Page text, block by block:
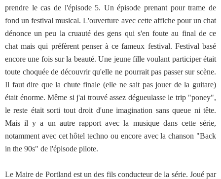
prendre le cas de l'épisode 5. Un épisode prenant pour trame de
fond un festival musical. L'ouverture avec cette affiche pour un chat
dénonce un peu la cruauté des gens qui s'en foute au final de ce
chat mais qui préfèrent penser à ce fameux festival. Festival basé
encore une fois sur la beauté. Une jeune fille voulant participer était
toute choquée de découvrir qu'elle ne pourrait pas passer sur scène.
Il faut dire que la chute finale (elle ne sait pas jouer de la guitare)
était énorme. Même si j'ai trouvé assez dégueulasse le trip "poney",
le reste était sorti tout droit d'une imagination sans queue ni tête.
Mais il y a un autre rapport avec la musique dans cette série,
notamment avec cet hôtel techno ou encore avec la chanson "Back
in the 90s" de l'épisode pilote.
Le Maire de Portland est un des fils conducteur de la série. Joué par